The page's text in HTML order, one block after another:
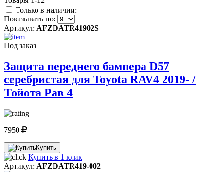
Только в наличии:
Показывать по:
Артикул: AFZDATR41902S
Под заказ
Защита переднего бампера D57
серебристая для Toyota RAV4 2019- /
Тойота Рав 4
7950
Купить
Купить в 1 клик
Артикул: AFZDATR419-002